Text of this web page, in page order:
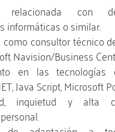
relacionada con
informáticas o similar.
como consultor técnico
Navision/Business
en las tecnologías
Java Script, Microsoft
inquietud y alta